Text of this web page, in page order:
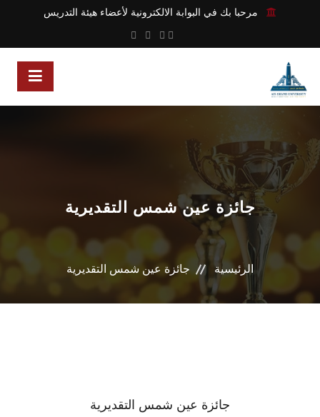
مرحبا بك في البوابة الالكترونية لأعضاء هيئة التدريس
جائزة عين شمس التقديرية
الرئيسية جائزة عين شمس التقديرية
جائزة عين شمس التقديرية